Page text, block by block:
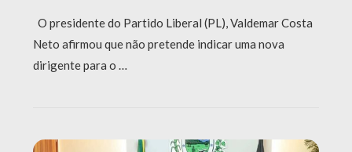
O presidente do Partido Liberal (PL), Valdemar Costa
Neto afirmou que não pretende indicar uma nova
dirigente para o …